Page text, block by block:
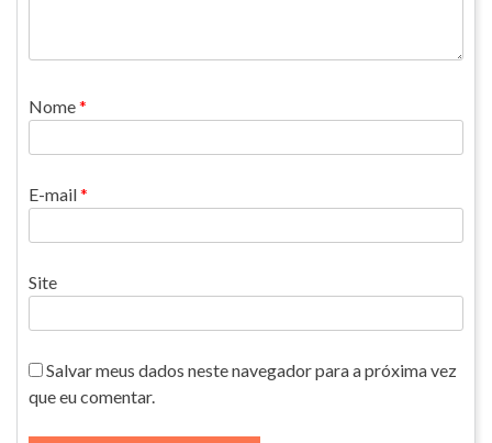
Nome*
E-mail*
Site
Salvar meus dados neste navegador para a próxima vez
que eu comentar.